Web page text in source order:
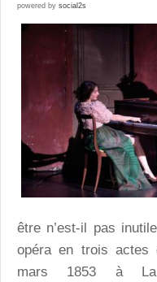
powered by social2s
être n’est-il pas
opéra en trois actes
mars 1853 à